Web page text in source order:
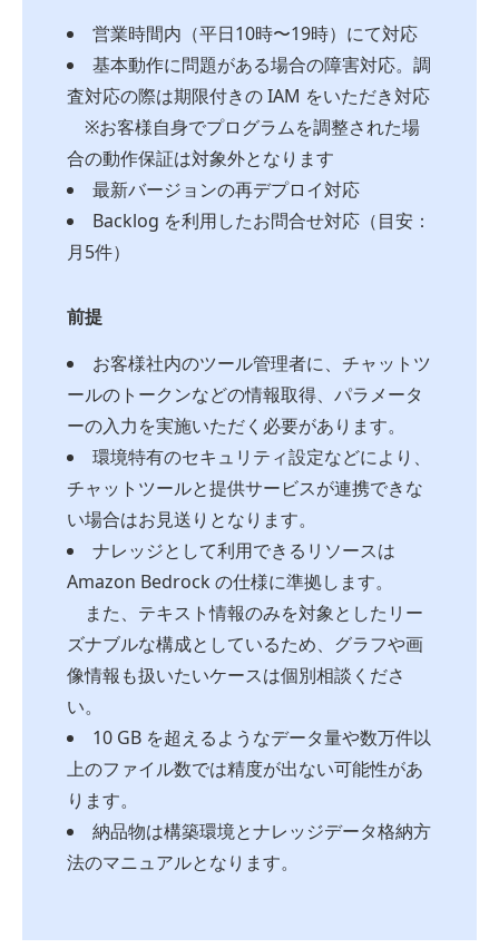
営業時間内（平日10時〜19時）にて対応
基本動作に問題がある場合の障害対応。調
査対応の際は期限付きの IAM をいただき対応
※お客様自身でプログラムを調整された場
合の動作保証は対象外となります
最新バージョンの再デプロイ対応
Backlog を利用したお問合せ対応（目安：
月5件）
前提
お客様社内のツール管理者に、チャットツ
ールのトークンなどの情報取得、パラメータ
ーの入力を実施いただく必要があります。
環境特有のセキュリティ設定などにより、
チャットツールと提供サービスが連携できな
い場合はお見送りとなります。
ナレッジとして利用できるリソースは
Amazon Bedrock の仕様に準拠します。
また、テキスト情報のみを対象としたリー
ズナブルな構成としているため、グラフや画
像情報も扱いたいケースは個別相談くださ
い。
10 GB を超えるようなデータ量や数万件以
上のファイル数では精度が出ない可能性があ
ります。
納品物は構築環境とナレッジデータ格納方
法のマニュアルとなります。